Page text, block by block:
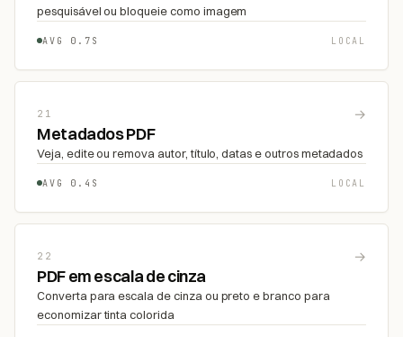
pesquisável ou bloqueie como imagem
AVG 0.7S LOCAL
21 →
Metadados PDF
Veja, edite ou remova autor, título, datas e outros metadados
AVG 0.4S LOCAL
22 →
PDF em escala de cinza
Converta para escala de cinza ou preto e branco para
economizar tinta colorida